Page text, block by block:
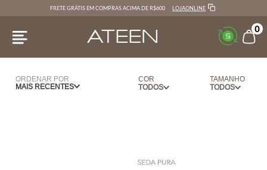
FRETE GRÁTIS EM COMPRAS ACIMA DE R$600 LOJAONLINE
0
ORDENAR POR
MAIS RECENTES
COR TAMANHO